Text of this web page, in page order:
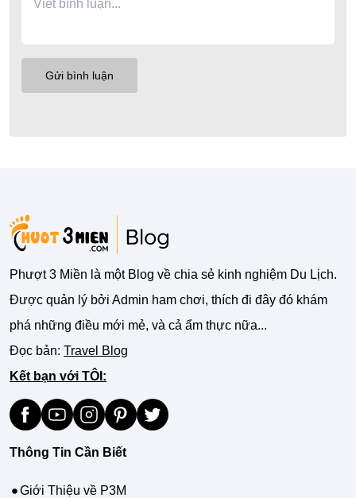
Phượt 3 Miền là một Blog về chia sẻ kinh nghiệm Du Lịch.
Được quản lý bởi Admin ham chơi, thích đi đây đó khám
phá những điều mới mẻ, và cả ẩm thực nữa...
Đọc bản: Travel Blog
Kết bạn với TÔI:
Thông Tin Cần Biết
Giới Thiệu về P3M